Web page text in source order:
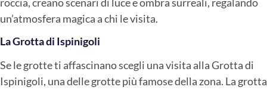
un’atmosfera magica a chi le visita.
La Grotta di Ispinigoli
Se le grotte ti affascinano scegli una visita alla Grotta di
Ispinigoli, una delle grotte più famose della zona. La grotta